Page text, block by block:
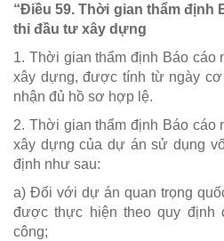
“Điều 59. Thời gian thẩm định
thi đầu tư xây dựng
1. Thời gian thẩm định Báo cáo
xây dựng, được tính từ ngày
nhận đủ hồ sơ hợp lệ.
2. Thời gian thẩm định Báo cáo
xây dựng của dự án sử dụng
định như sau:
a) Đối với dự án quan trọng
được thực hiện theo quy định
công;